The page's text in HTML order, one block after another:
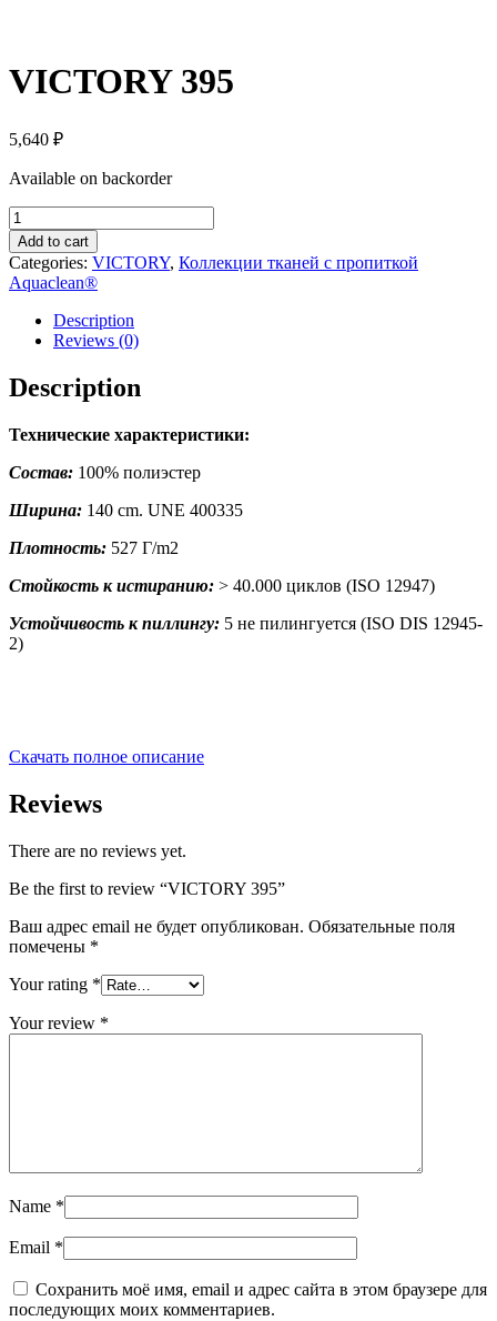
VICTORY 395
5,640 ₽
Available on backorder
VICTORY
395
quantity
Add to cart
Categories: VICTORY, Коллекции тканей с пропиткой
Aquaclean®
Description
Reviews (0)
Description
Технические характеристики:
Состав: 100% полиэстер
Ширина: 140 cm. UNE 400335
Плотность: 527 Г/m2
Стойкость к истиранию: > 40.000 циклов (ISO 12947)
Устойчивость к пиллингу: 5 не пилингуется (ISO DIS 12945-
2)
Скачать полное описание
Reviews
There are no reviews yet.
Be the first to review “VICTORY 395”
Ваш адрес email не будет опубликован. Обязательные поля
помечены *
Your rating *
Your review *
Name *
Email *
Сохранить моё имя, email и адрес сайта в этом браузере для
последующих моих комментариев.